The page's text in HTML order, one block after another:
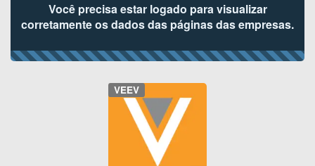
Você precisa estar logado para visualizar
corretamente os dados das páginas das empresas.
VEEV